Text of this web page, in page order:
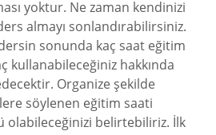
yoktur. Ne zaman kendinizi
almayı sonlandırabilirsiniz.
sonunda kaç saat eğitim
kullanabileceğiniz hakkında
Organize şekilde
söylenen eğitim saati
olabileceğinizi belirtebiliriz. İlk